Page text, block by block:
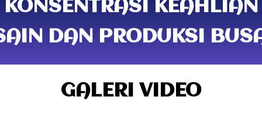
KONSENTRASI KEAHLIAN
DAN PRODUKSI
GALERI VIDEO